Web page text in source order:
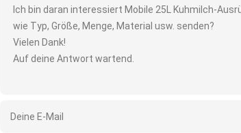
Ich bin daran interessiert Mobile 25L Kuhmilch-
wie Typ, Größe, Menge, Material usw. senden?
Vielen Dank!
Auf deine Antwort wartend.